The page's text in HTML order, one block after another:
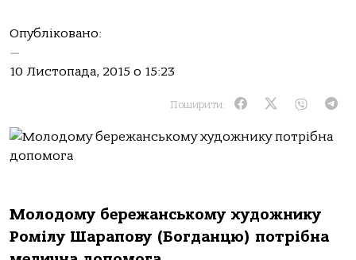
Опубліковано:
—
10 Листопада, 2015 о 15:23
Поширити:
Молодому бережанському художнику
Ромілу Шарапову (Богданцю) потрібна